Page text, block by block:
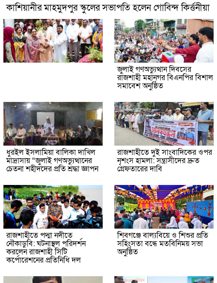
কাশিয়ানীর মাহমুদপুর স্কুলের সভাপতি হলেন গোবিন্দ কির্ত্তনীয়া
জুলাই গণঅভ্যুত্থান দিবসের
রাজশাহী মহানগর বিএনপির বিশাল
সমাবেশ অনুষ্ঠিত
ধুরইল ইসলামিয়া বালিকা দাখিল
মাদ্রাসায় “জুলাই গণঅভ্যুত্থানের
চেতনা শহীদদের প্রতি শ্রদ্ধা জ্ঞাপন
রাজশাহীতে দুই সাংবাদিকের ওপর
নৃশংস হামলা: সন্ত্রাসীদের দ্রুত
গ্রেফতারের দাবি
রাজশাহীতে পদ্মা নদীতে
নৌকাডুবি: ঘটনাস্থল পরিদর্শন
করলেন রাজশাহী সিটি
কর্পোরেশনের প্রতিনিধি দল
শিবগঞ্জে বাল্যবিয়ে ও শিশুর প্রতি
সহিংসতা বন্ধে মতবিনিময় সভা
অনুষ্ঠিত